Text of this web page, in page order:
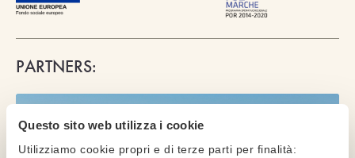
Questo sito web utilizza i cookie
Utilizziamo cookie propri e di terze parti per finalità:
PARTNERS: